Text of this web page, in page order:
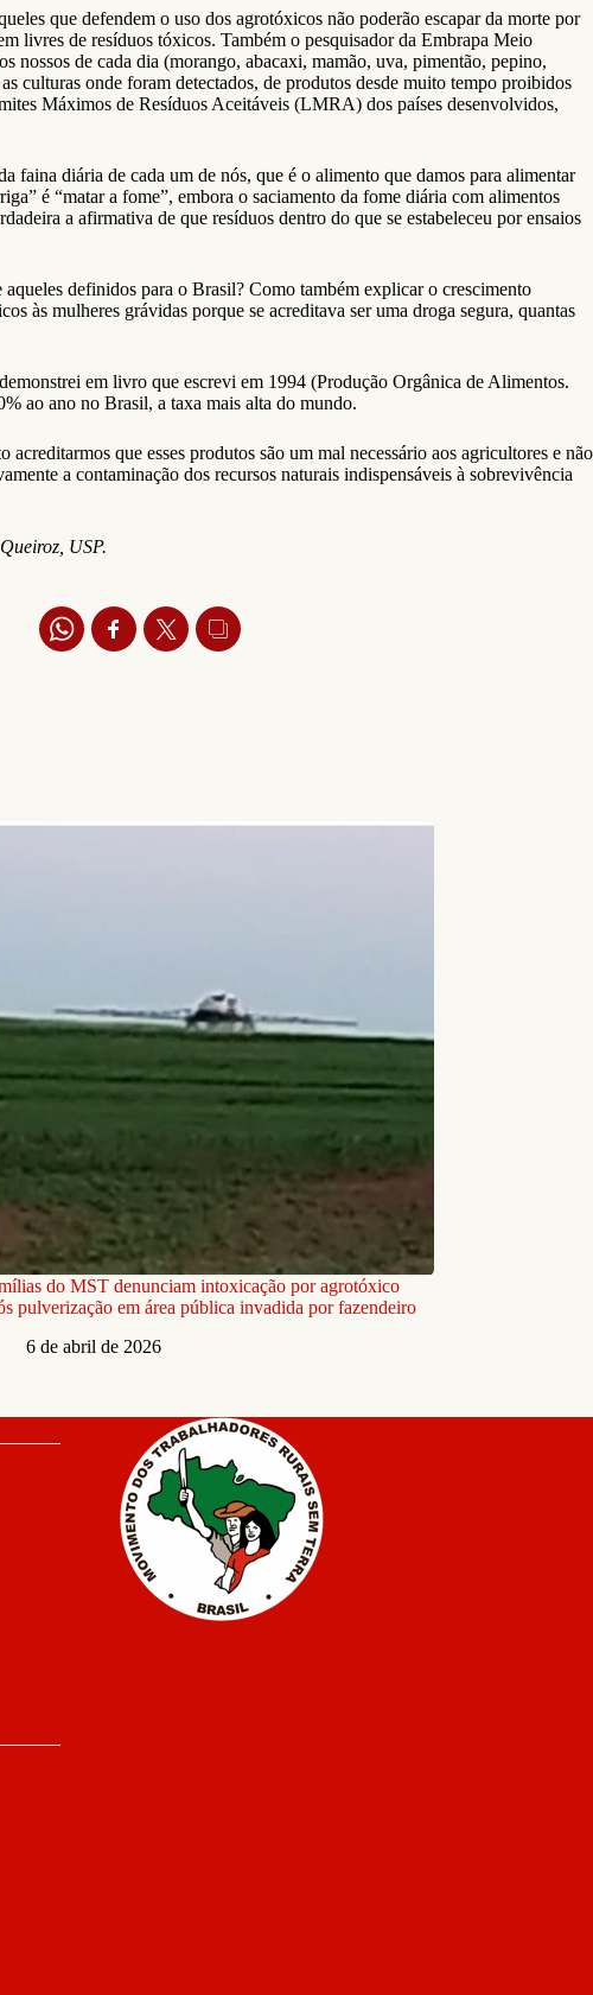
que defendem o uso dos agrotóxicos não poderão escapar da morte por
livres de resíduos tóxicos. Também o pesquisador da Embrapa Meio
nossos de cada dia (morango, abacaxi, mamão, uva, pimentão, pepino,
culturas onde foram detectados, de produtos desde muito tempo proibidos
Máximos de Resíduos Aceitáveis (LMRA) dos países desenvolvidos,
faina diária de cada um de nós, que é o alimento que damos para alimentar
é “matar a fome”, embora o saciamento da fome diária com alimentos
a afirmativa de que resíduos dentro do que se estabeleceu por ensaios
definidos para o Brasil? Como também explicar o crescimento
às mulheres grávidas porque se acreditava ser uma droga segura, quantas
em livro que escrevi em 1994 (Produção Orgânica de Alimentos.
ao ano no Brasil, a taxa mais alta do mundo.
que esses produtos são um mal necessário aos agricultores e não
a contaminação dos recursos naturais indispensáveis à sobrevivência
USP.
do MST denunciam intoxicação por agrotóxico
pulverização em área pública invadida por fazendeiro
6 de abril de 2026